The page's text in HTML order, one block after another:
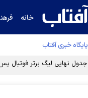
خانه
پایگاه خبری آفتاب
جدول نهایی لیگ برتر فوتبال